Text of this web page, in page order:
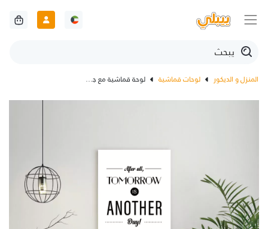
المنزل و الديكور لوحات قماشية لوحة قماشية مع جملة غدا يوم آخر بالانجليزية